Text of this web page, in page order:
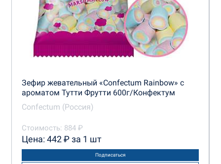
Зефир жевательный «Confectum Rainbow» с
ароматом Тутти Фрутти 600г/Конфектум
Confectum (Россия)
Стоимость: 884 ₽
Цена: 442 ₽ за 1 шт
Подписаться